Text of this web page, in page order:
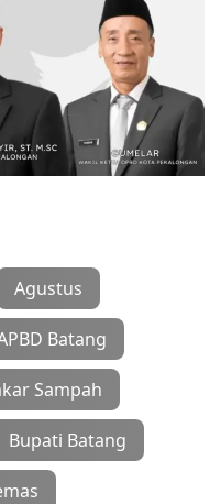
Agustus
Batang
Sampah
Bupati Batang